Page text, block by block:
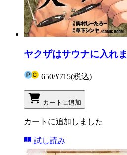
ヤクザはサウナに入れ
650/¥715(税込)
カートに追加
カートに追加しました
試し読み